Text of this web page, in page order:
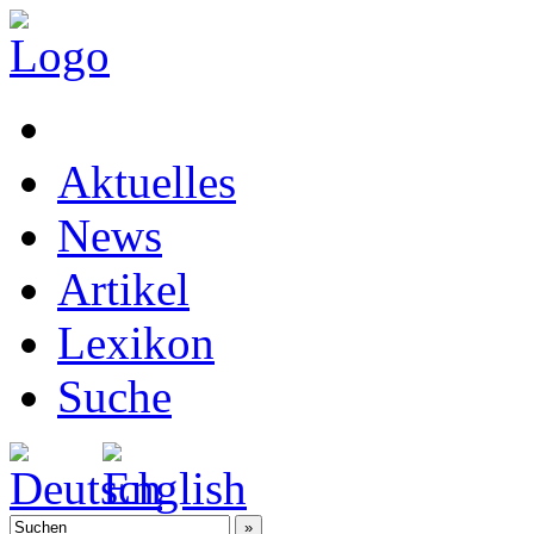
Aktuelles
News
Artikel
Lexikon
Suche